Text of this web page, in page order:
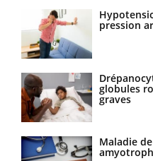
pression
globules
graves
Maladie